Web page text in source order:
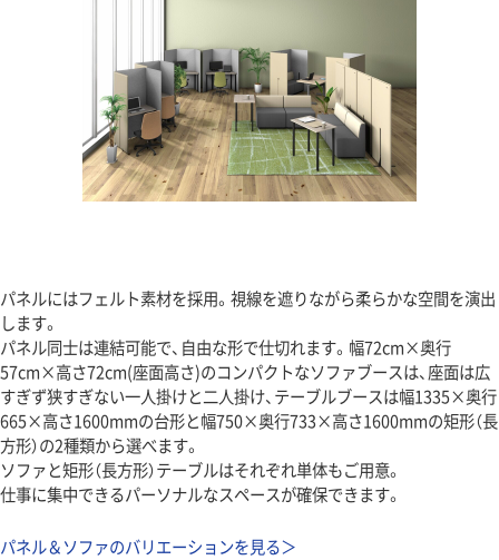
パネルにはフェルト素材を採用。視線を遮りながら柔らかな空間を演出
します。
パネル同士は連結可能で、自由な形で仕切れます。幅72cm×奥行
57cm×高さ72cm(座面高さ)のコンパクトなソファブースは、座面は広
すぎず狭すぎない一人掛けと二人掛け、テーブルブースは幅1335×奥行
665×高さ1600mmの台形と幅750×奥行733×高さ1600mmの矩形（長
方形）の2種類から選べます。
ソファと矩形（長方形）テーブルはそれぞれ単体もご用意。
仕事に集中できるパーソナルなスペースが確保できます。
パネル＆ソファのバリエーションを見る＞